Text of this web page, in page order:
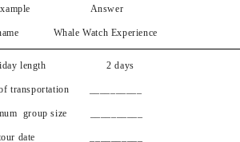
Answer
Whale Watch Experience
length 2 days
transportation __________
group size __________
tour date __________